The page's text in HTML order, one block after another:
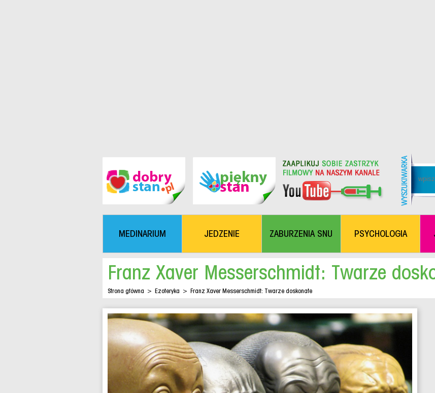
MEDINARIUM JEDZENIE ZABURZENIA SNU PSYCHOLOGIA
Franz Xaver Messerschmidt: Twarze
Strona główna > Ezoteryka > Franz Xaver Messerschmidt: Twarze doskonałe